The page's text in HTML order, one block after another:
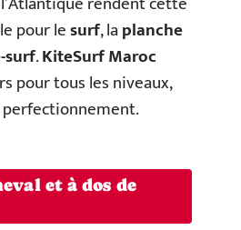
pour lesurf, laplanche
surf.KiteSurf Maroc
pour tous les niveaux,
et à dos de